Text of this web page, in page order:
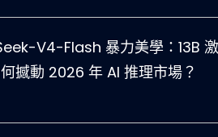
V4-Flash 暴力美學：13B
撼動 2026 年 AI 推理市場？